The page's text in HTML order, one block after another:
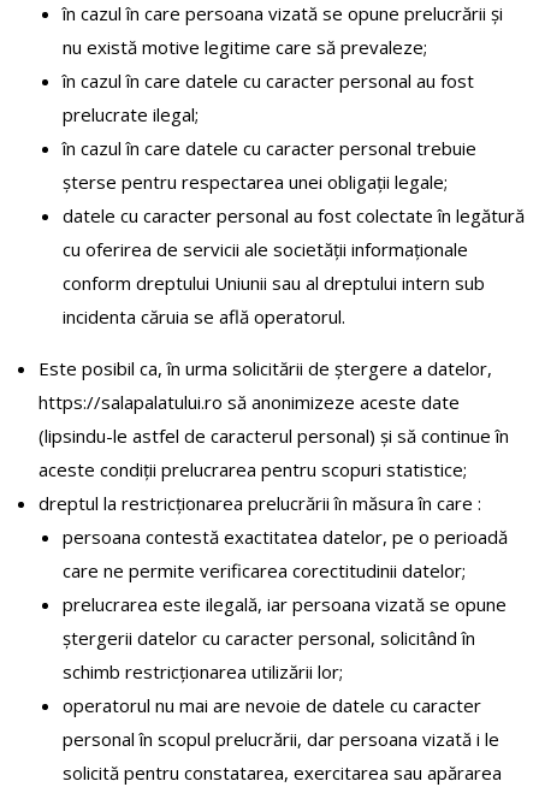
în cazul în care persoana vizată se opune prelucrării și
nu există motive legitime care să prevaleze;
în cazul în care datele cu caracter personal au fost
prelucrate ilegal;
în cazul în care datele cu caracter personal trebuie
șterse pentru respectarea unei obligații legale;
datele cu caracter personal au fost colectate în legătură
cu oferirea de servicii ale societății informaționale
conform dreptului Uniunii sau al dreptului intern sub
incidenta căruia se află operatorul.
Este posibil ca, în urma solicitării de ștergere a datelor,
https://salapalatului.ro să anonimizeze aceste date
(lipsindu-le astfel de caracterul personal) și să continue în
aceste condiții prelucrarea pentru scopuri statistice;
dreptul la restricționarea prelucrării în măsura în care :
persoana contestă exactitatea datelor, pe o perioadă
care ne permite verificarea corectitudinii datelor;
prelucrarea este ilegală, iar persoana vizată se opune
ștergerii datelor cu caracter personal, solicitând în
schimb restricționarea utilizării lor;
operatorul nu mai are nevoie de datele cu caracter
personal în scopul prelucrării, dar persoana vizată i le
solicită pentru constatarea, exercitarea sau apărarea